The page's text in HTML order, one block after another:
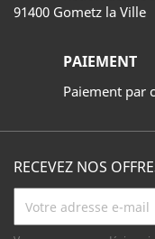
91400 Gometz la Ville
PAIEMENT
Paiement par
RECEVEZ NOS